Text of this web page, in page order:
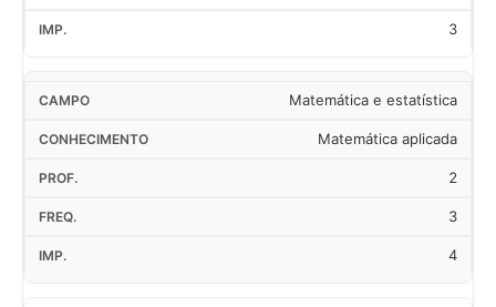
3
Matemática e estatística
Matemática aplicada
2
3
4